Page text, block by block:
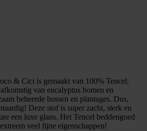
& Cici is gemaakt van 100% Tencel.
van eucalyptus bomen en
beheerde bossen en plantages. Dus,
Deze stof is super zacht, sterk en
een luxe glans. Het Tencel beddengoed
veel fijne eigenschappen!